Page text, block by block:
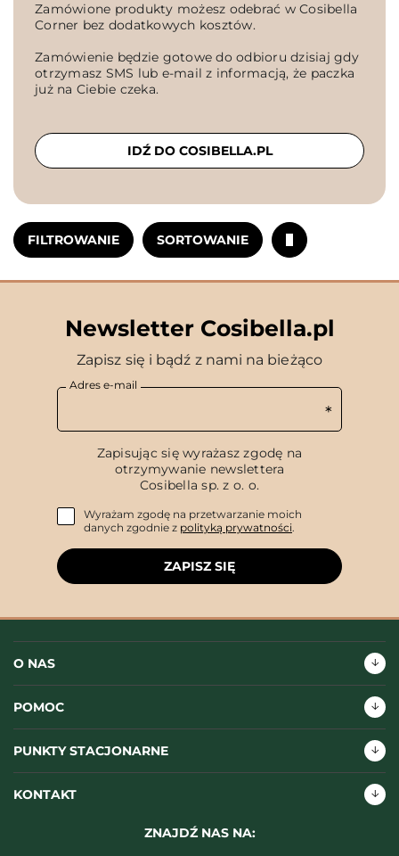
FILTROWANIE SORTOWANIE
Zamówione produkty możesz odebrać w Cosibella
Corner bez dodatkowych kosztów.
Zamówienie będzie gotowe do odbioru dzisiaj gdy
otrzymasz SMS lub e-mail z informacją, że paczka
już na Ciebie czeka.
IDŹ DO COSIBELLA.PL
Newsletter Cosibella.pl
Zapisz się i bądź z nami na bieżąco
Adres e-mail
Zapisując się wyrażasz zgodę na
otrzymywanie newslettera
Cosibella sp. z o. o.
Wyrażam zgodę na przetwarzanie moich
danych zgodnie z polityką prywatności.
ZAPISZ SIĘ
O NAS
POMOC
PUNKTY STACJONARNE
KONTAKT
ZNAJDŹ NAS NA: